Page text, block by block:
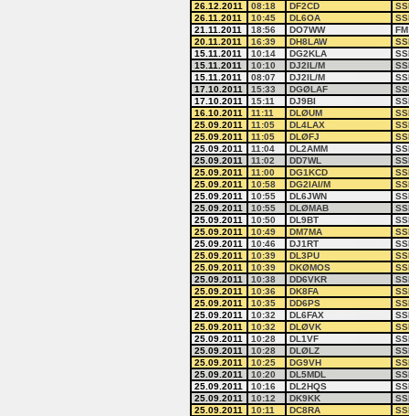
26.12.2011
08:18 DF2CD
26.11.2011
10:45 DL6OA
21.11.2011
18:56 DO7WW
FM
20.11.2011
16:39 DH8LAW
15.11.2011
10:14 DG2KLA
15.11.2011
10:10 DJ2IL/M
15.11.2011
08:07 DJ2IL/M
17.10.2011
15:33 DGØLAF
17.10.2011
15:11 DJ9BI
16.10.2011
11:11 DLØUM
25.09.2011
11:05 DL4LAX
25.09.2011
11:05 DLØFJ
25.09.2011
11:04 DL2AMM
25.09.2011
11:02 DD7WL
25.09.2011
11:00 DG1KCD
25.09.2011
10:58 DG2IAI/M
25.09.2011
10:55 DL6JWN
25.09.2011
10:55 DLØMAB
25.09.2011
10:50 DL9BT
25.09.2011
10:49 DM7MA
25.09.2011
10:46 DJ1RT
25.09.2011
10:39 DL3PU
25.09.2011
10:39 DKØMOS
25.09.2011
10:38 DD6VKR
25.09.2011
10:36 DK8FA
25.09.2011
10:35 DD6PS
25.09.2011
10:32 DL6FAX
25.09.2011
10:32 DLØVK
25.09.2011
10:28 DL1VF
25.09.2011
10:28 DLØLZ
25.09.2011
10:25 DG9VH
25.09.2011
10:20 DL5MDL
25.09.2011
10:16 DL2HQS
25.09.2011
10:12 DK9KK
25.09.2011
10:11 DC8RA